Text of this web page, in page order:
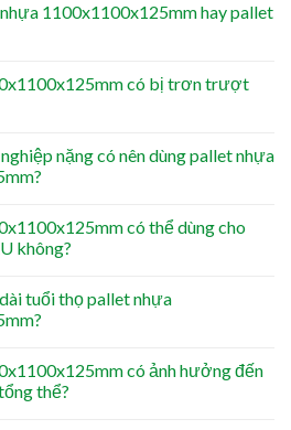
1100x1100x125mm hay pallet
có bị trơn trượt
nặng có nên dùng pallet nhựa
có thể dùng cho
không?
tuổi thọ pallet nhựa
có ảnh hưởng đến
thể?